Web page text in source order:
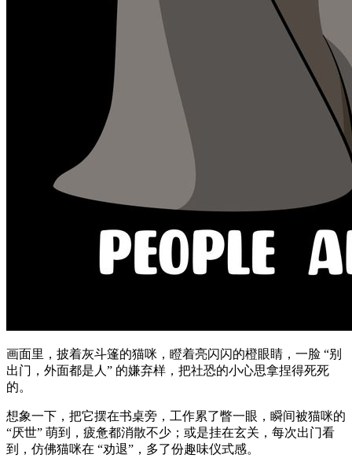
画面里，披着灰斗篷的猫咪，瞪着亮闪闪的橙眼睛，一脸 “别
出门，外面都是人” 的嫌弃样，把社恐的小心思拿捏得死死
的。
想象一下，把它摆在书桌旁，工作累了瞥一眼，瞬间被猫咪的
“厌世” 萌到，疲惫都消散不少；或是挂在玄关，每次出门看
到，仿佛猫咪在 “劝退”，多了份趣味仪式感。